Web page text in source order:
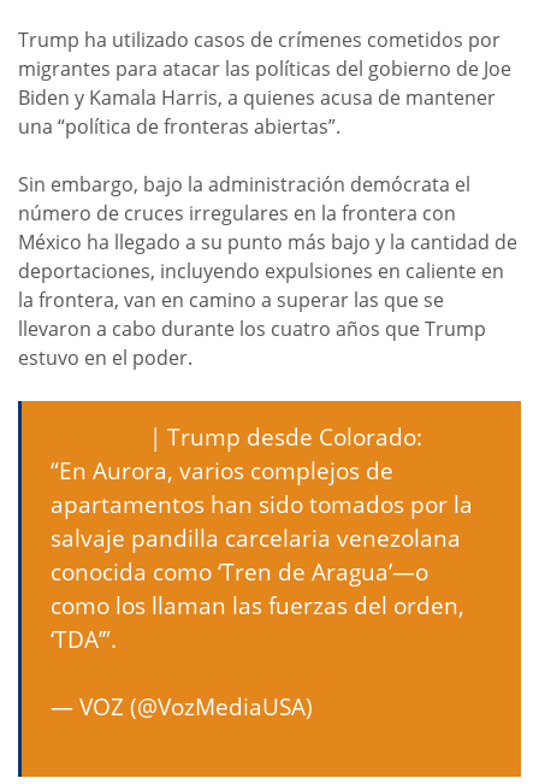
Trump ha utilizado casos de crímenes cometidos por
migrantes para atacar las políticas del gobierno de Joe
Biden y Kamala Harris, a quienes acusa de mantener
una “política de fronteras abiertas”.
Sin embargo, bajo la administración demócrata el
número de cruces irregulares en la frontera con
México ha llegado a su punto más bajo y la cantidad de
deportaciones, incluyendo expulsiones en caliente en
la frontera, van en camino a superar las que se
llevaron a cabo durante los cuatro años que Trump
estuvo en el poder.
| Trump desde Colorado:
“En Aurora, varios complejos de
apartamentos han sido tomados por la
salvaje pandilla carcelaria venezolana
conocida como ‘Tren de Aragua’—o
como los llaman las fuerzas del orden,
‘TDA’”.
— VOZ (@VozMediaUSA)